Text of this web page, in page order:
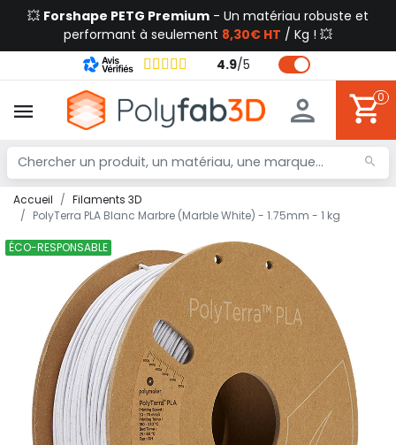
💥 Forshape PETG Premium - Un matériau robuste et
performant à seulement 8,30€ HT / Kg ! 💥
4.9/5
0
Accueil
Filaments 3D
PolyTerra PLA Blanc Marbre (Marble White) - 1.75mm - 1 kg
ÉCO-RESPONSABLE